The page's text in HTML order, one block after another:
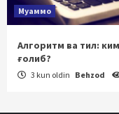
Муаммо
Алгоритм ва тил: ким
ғолиб?
3 kun oldin Behzod